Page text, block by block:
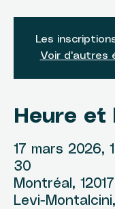
Les
Voir d'autres
Heure et
17 mars 2026,
30
Montréal,
Levi-